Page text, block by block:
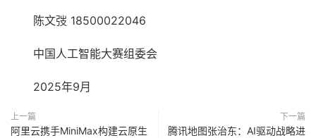
陈文弢 18500022046
中国人工智能大赛组委会
2025年9月
上一篇
阿里云携手MiniMax构建云原生
下一篇
腾讯地图张治东：AI驱动战略进